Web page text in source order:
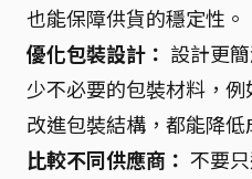
也能保障供貨的穩定性。
優化包裝設計： 設計更
少不必要的包裝材料，
改進包裝結構，都能降低
比較不同供應商： 不要